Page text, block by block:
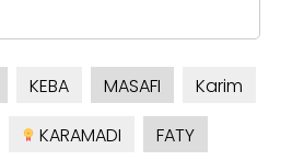
KEBA MASAFI
Karim
KARAMADI
FATY